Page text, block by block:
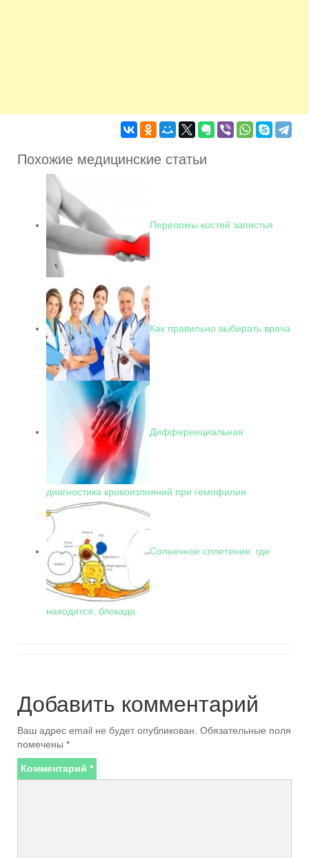
Похожие медицинские статьи
Переломы костей запястья
Как правильно выбирать врача
Дифференциальная
диагностика кровоизлияний при гемофилии
Солнечное сплетение: где
находится, блокада
Добавить комментарий
Ваш адрес email не будет опубликован. Обязательные поля
помечены *
Комментарий *